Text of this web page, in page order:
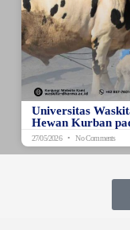
Universitas
Hewan Kurban
27/05/2026 No Comments